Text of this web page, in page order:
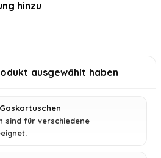
hinzu
ausgewählt haben
sind für verschiedene